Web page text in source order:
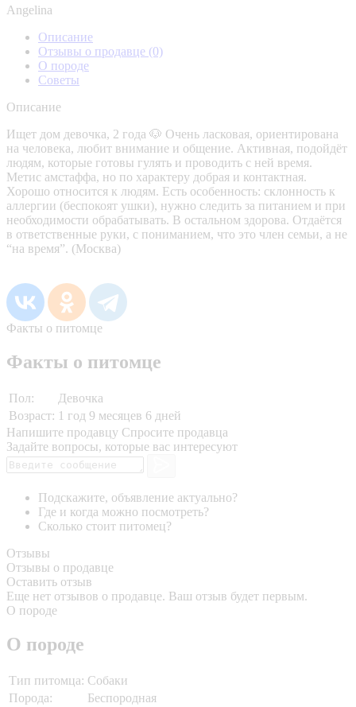
Angelina
Описание
Отзывы о продавце (0)
О породе
Советы
Описание
Ищет дом девочка, 2 года 🐶 Очень ласковая, ориентирована
на человека, любит внимание и общение. Активная, подойдёт
людям, которые готовы гулять и проводить с ней время.
Метис амстаффа, но по характеру добрая и контактная.
Хорошо относится к людям. Есть особенность: склонность к
аллергии (беспокоят ушки), нужно следить за питанием и при
необходимости обрабатывать. В остальном здорова. Отдаётся
в ответственные руки, с пониманием, что это член семьи, а не
“на время”. (Москва)
Факты о питомце
Факты о питомце
Пол:
Девочка
Возраст: 1 год 9 месяцев 6 дней
Напишите продавцу Спросите продавца
Задайте вопросы, которые вас интересуют
Подскажите, объявление актуально?
Где и когда можно посмотреть?
Сколько стоит питомец?
Отзывы
Отзывы о продавце
Оставить отзыв
Еще нет отзывов о продавце. Ваш отзыв будет первым.
О породе
О породе
Тип питомца: Собаки
Порода:
Беспородная